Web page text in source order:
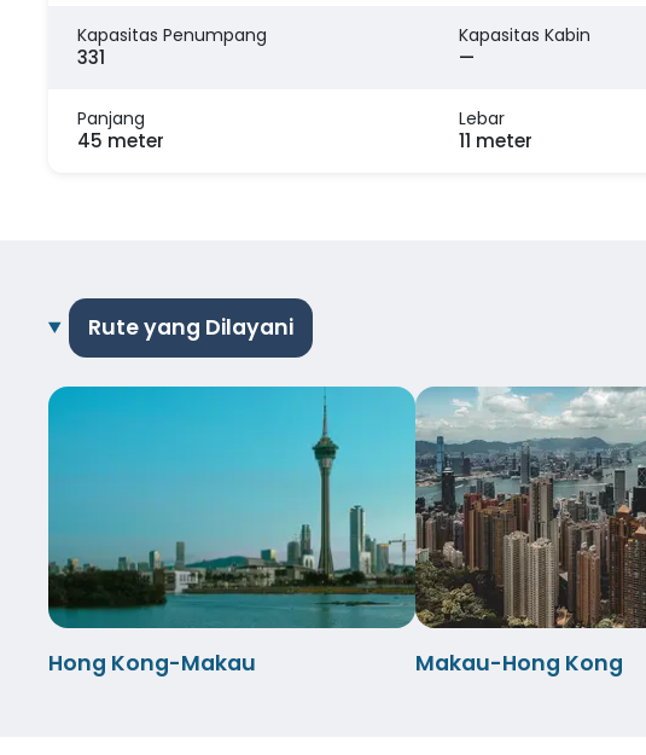
Kapasitas Penumpang
331
Kapasitas Kabin
—
Panjang
45 meter
Lebar
11 meter
Rute yang Dilayani
Hong Kong-Makau Makau-Hong Kong